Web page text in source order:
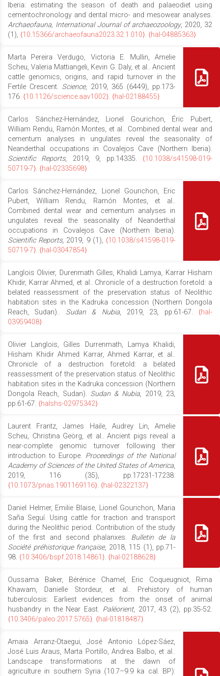
Iberia: estimating the season of death and palaeodiet using
cementochronology and dental micro- and mesowear analyses.
Archaeofauna, International Journal of archaeozoology, 2020, 32
(1), ⟨10.15366/archaeofauna2023.32.1.010⟩. ⟨hal-04885363⟩
Marta Pereira Verdugo, Victoria E. Mullin, Amelie
Scheu, Valeria Mattiangeli, Kevin G. Daly, et al.. Ancient
cattle genomics, origins, and rapid turnover in the
Fertile Crescent. Science, 2019, 365 (6449), pp.173-
176. ⟨10.1126/science.aav1002⟩. ⟨hal-02188455⟩
Carlos Sánchez-Hernández, Lionel Gourichon, Éric Pubert,
William Rendu, Ramón Montes, et al.. Combined dental wear and
cementum analyses in ungulates reveal the seasonality of
Neanderthal occupations in Covalejos Cave (Northern Iberia).
Scientific Reports, 2019, 9, pp.14335. ⟨10.1038/s41598-019-
50719-7⟩. ⟨hal-02335698⟩
Carlos Sánchez-Hernández, Lionel Gourichon, Eric
Pubert, William Rendu, Ramón Montes, et al..
Combined dental wear and cementum analyses in
ungulates reveal the seasonality of Neanderthal
occupations in Covalejos Cave (Northern Iberia).
Scientific Reports, 2019, 9 (1), ⟨10.1038/s41598-019-
50719-7⟩. ⟨hal-03047854⟩
Langlois Olivier, Durenmath Gilles, Khalidi Lamya, Karrar Hisham
Khidir, Karrar Ahmed, et al.. Chronicle of a destruction foretold: a
belated reassessment of the preservation status of Neolithic
habitation sites in the Kadruka concession (Northern Dongola
Reach, Sudan).. Sudan & Nubia, 2019, 23, pp.61-67. ⟨hal-
03959408⟩
Olivier Langlois, Gilles Durrenmath, Lamya Khalidi,
Hisham Khidir Ahmed Karrar, Ahmed Karrar, et al..
Chronicle of a destruction foretold: a belated
reassessment of the preservation status of Neolithic
habitation sites in the Kadruka concession (Northern
Dongola Reach, Sudan). Sudan & Nubia, 2019, 23,
pp.61-67. ⟨halshs-02975342⟩
Laurent Frantz, James Haile, Audrey Lin, Amelie
Scheu, Christina Geörg, et al.. Ancient pigs reveal a
near-complete genomic turnover following their
introduction to Europe. Proceedings of the National
Academy of Sciences of the United States of America,
2019, 116 (35), pp.17231-17238.
⟨10.1073/pnas.1901169116⟩. ⟨hal-02322137⟩
Daniel Helmer, Emilie Blaise, Lionel Gourichon, Maria
Saña Seguí. Using cattle for traction and transport
during the Neolithic period. Contribution of the study
of the first and second phalanxes. Bulletin de la
Société préhistorique française, 2018, 115 (1), pp.71-
98. ⟨10.3406/bspf.2018.14861⟩. ⟨hal-02188628⟩
Oussama Baker, Bérénice Chamel, Eric Coqueugniot, Rima
Khawam, Danielle Stordeur, et al.. Prehistory of human
tuberculosis: Earliest evidences from the onset of animal
husbandry in the Near East. Paléorient, 2017, 43 (2), pp.35-52.
⟨10.3406/paleo.2017.5765⟩. ⟨hal-01818487⟩
Amaia Arranz-Otaegui, José Antonio López-Sáez,
José Luis Araus, Marta Portillo, Andrea Balbo, et al..
Landscape transformations at the dawn of
agriculture in southern Syria (10.7–9.9 ka cal. BP):